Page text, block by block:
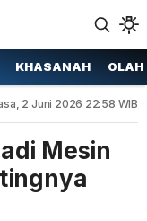
KHASANAH OLAH
2 Juni 2026 22:58 WIB
Mesin